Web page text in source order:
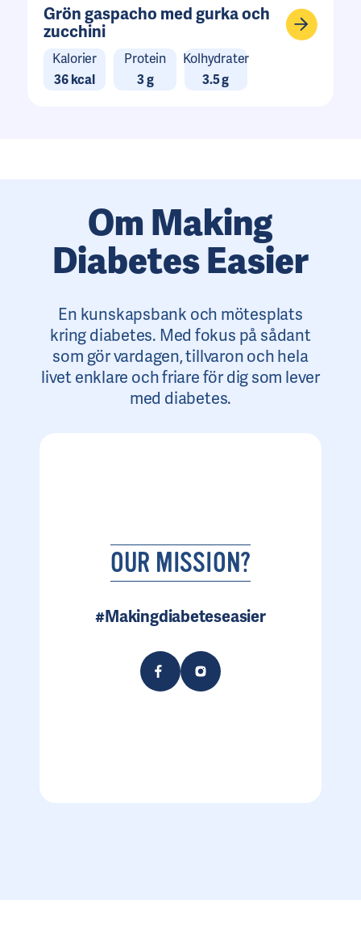
Grön gaspacho med gurka och
zucchini
Kalorier
36 kcal
Protein
3 g
Kolhydrater
3.5 g
Om Making
Diabetes Easier
En kunskapsbank och mötesplats
kring diabetes. Med fokus på sådant
som gör vardagen, tillvaron och hela
livet enklare och friare för dig som lever
med diabetes.
OUR MISSION?
#Makingdiabeteseasier